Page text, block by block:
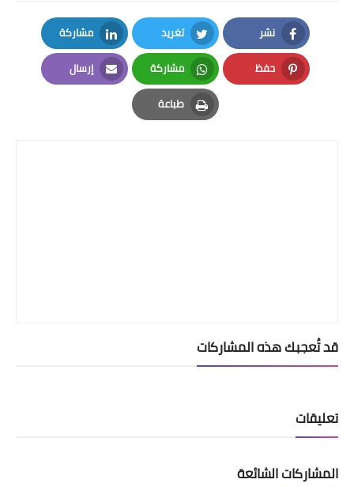
نشر
Facebook
تغريد
Twitter
مشاركة
LinkedIn
حفظ
Pinterest
مشاركة
Whatsapp
إرسال
Email
طباعة
Print
قد تُعجبك هذه المشاركات
تعليقات
المشاركات الشائعة